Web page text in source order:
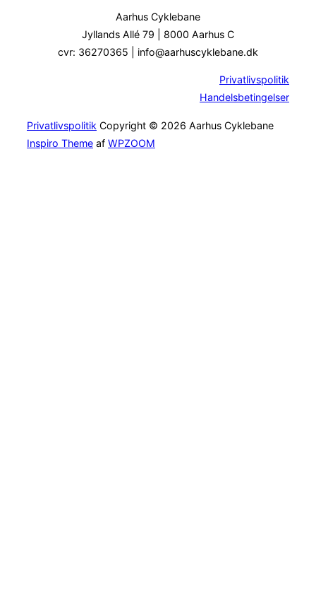
Aarhus Cyklebane
Jyllands Allé 79 | 8000 Aarhus C
cvr: 36270365 | info@aarhuscyklebane.dk
Privatlivspolitik
Handelsbetingelser
Privatlivspolitik Copyright © 2026 Aarhus Cyklebane
Inspiro Theme af WPZOOM